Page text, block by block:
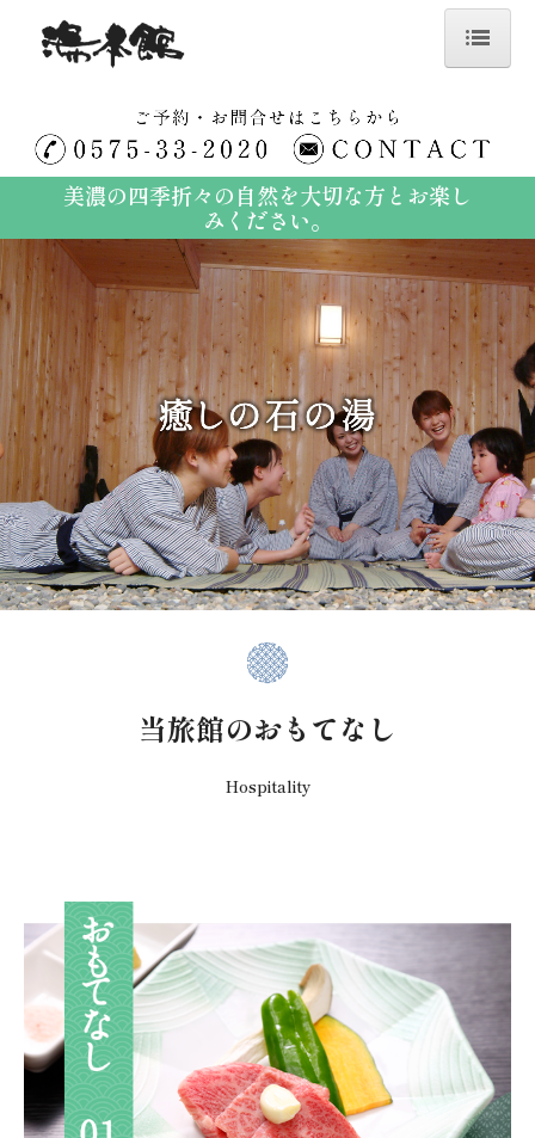
館内ご案内
お風呂
プラン一覧
当日予約限定プラン
飛騨牛付き・季節の会席
川と山の恵み満喫プラン
バイクツーリングプラン
お料理
こだわりの食材
飛騨牛
交通案内
ご予約・お問合せ
美濃の四季折々の自然を大切な方とお楽し
みください。
当旅館のおもてなし
Hospitality